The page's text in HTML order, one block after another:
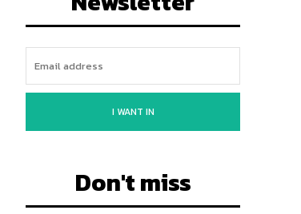
I WANT IN
Don't miss